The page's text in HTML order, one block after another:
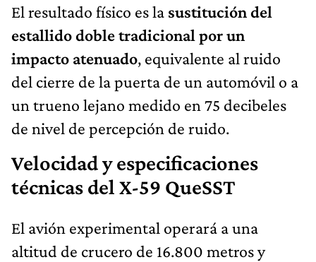
El resultado físico es la sustitución del
estallido doble tradicional por un
impacto atenuado, equivalente al ruido
del cierre de la puerta de un automóvil o a
un trueno lejano medido en 75 decibeles
de nivel de percepción de ruido.
Velocidad y especificaciones
técnicas del X-59 QueSST
El avión experimental operará a una
altitud de crucero de 16.800 metros y